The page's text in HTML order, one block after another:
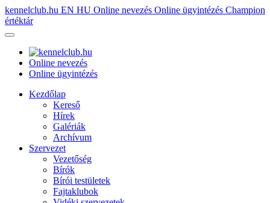
kennelclub.hu EN HU Online nevezés Online ügyintézés Champion
értéktár
Online nevezés
Online ügyintézés
Kezdőlap
Kereső
Hírek
Galériák
Archívum
Szervezet
Vezetőség
Bírók
Bírói testületek
Fajtaklubok